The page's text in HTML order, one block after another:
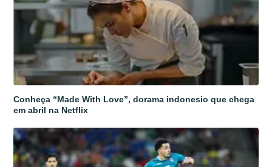
Conheça “Made With Love”, dorama indonesio que chega
em abril na Netflix